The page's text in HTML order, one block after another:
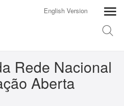
English Version
Rede Nacional
Aberta